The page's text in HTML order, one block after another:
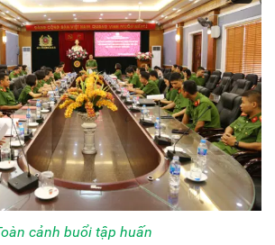
cảnh buổi tập huấn